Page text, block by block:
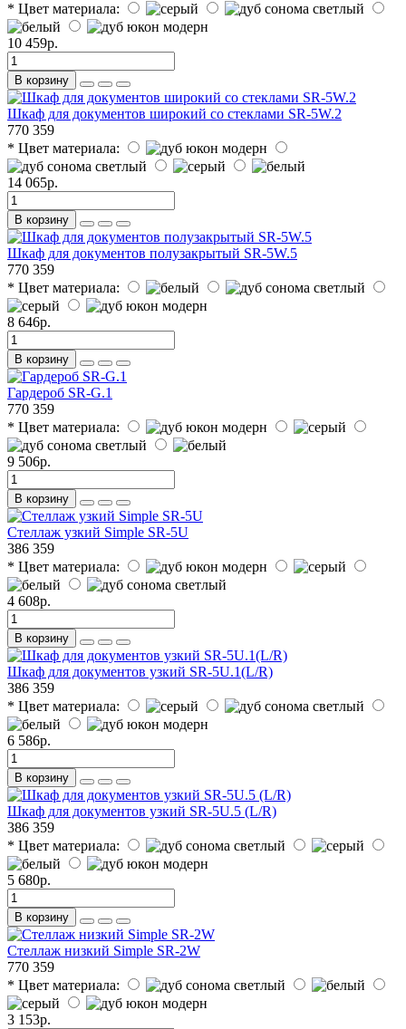
* Цвет материала:
10 459р.
В корзину
Шкаф для документов широкий со стеклами SR-5W.2
770 359
* Цвет материала:
14 065р.
В корзину
Шкаф для документов полузакрытый SR-5W.5
770 359
* Цвет материала:
8 646р.
В корзину
Гардероб SR-G.1
770 359
* Цвет материала:
9 506р.
В корзину
Стеллаж узкий Simple SR-5U
386 359
* Цвет материала:
4 608р.
В корзину
Шкаф для документов узкий SR-5U.1(L/R)
386 359
* Цвет материала:
6 586р.
В корзину
Шкаф для документов узкий SR-5U.5 (L/R)
386 359
* Цвет материала:
5 680р.
В корзину
Стеллаж низкий Simple SR-2W
770 359
* Цвет материала:
3 153р.